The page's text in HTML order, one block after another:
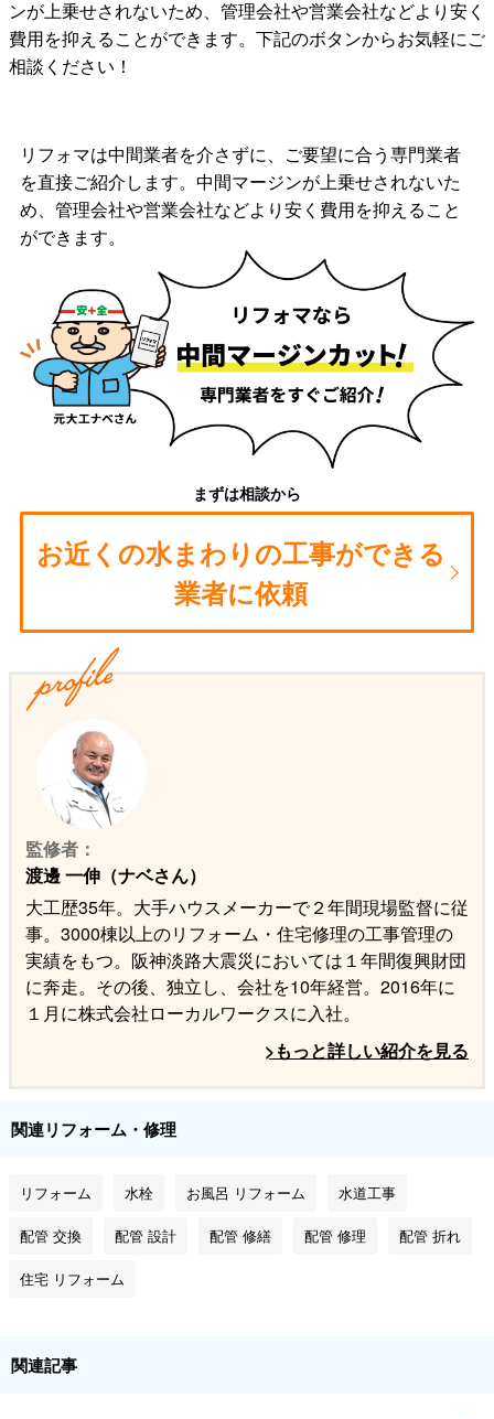
ンが上乗せされないため、管理会社や営業会社などより安く
費用を抑えることができます。下記のボタンからお気軽にご
相談ください！
リフォマは中間業者を介さずに、ご要望に合う専門業者
を直接ご紹介します。中間マージンが上乗せされないた
め、管理会社や営業会社などより安く費用を抑えること
ができます。
まずは相談から
お近くの水まわりの工事ができる
業者に依頼
監修者：
渡邊 一伸（ナベさん）
大工歴35年。大手ハウスメーカーで２年間現場監督に従
事。3000棟以上のリフォーム・住宅修理の工事管理の
実績をもつ。阪神淡路大震災においては１年間復興財団
に奔走。その後、独立し、会社を10年経営。2016年に
１月に株式会社ローカルワークスに入社。
>もっと詳しい紹介を見る
関連リフォーム・修理
リフォーム 水栓 お風呂 リフォーム 水道工事
配管 交換 配管 設計 配管 修繕 配管 修理 配管 折れ
住宅 リフォーム
関連記事